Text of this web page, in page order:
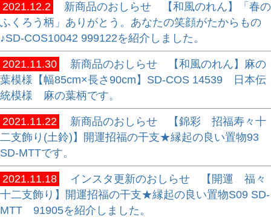
2021.12.2
新商品のおしらせ 【和風のれん】「春の
ふくろう柄」ありがとう。あなたの笑顔がたからもの
♪SD-COS10042 999122を紹介しました。
2021.11.30
新商品のおしらせ 【和風のれん】麻の
葉模様【幅85cm×長さ90cm】SD-COS 14539 日本伝
統模様 麻の葉柄です。
2021.11.22
新商品のおしらせ 【錦彩 招福寿々十
二支飾り(土鈴)】開運招福の干支★縁起の良い置物93
SD-MTTです。
2021.11.18
インスタ更新のおしらせ 【開運 福々
十二支飾り】開運招福の干支★縁起の良い置物S09 SD-
MTT 91905を紹介しました。